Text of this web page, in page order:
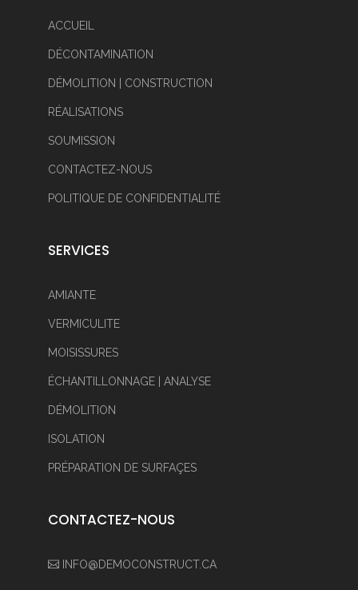
ACCUEIL
DÉCONTAMINATION
DÉMOLITION | CONSTRUCTION
RÉALISATIONS
SOUMISSION
CONTACTEZ-NOUS
POLITIQUE DE CONFIDENTIALITÉ
SERVICES
AMIANTE
VERMICULITE
MOISISSURES
ÉCHANTILLONNAGE | ANALYSE
DÉMOLITION
ISOLATION
PRÉPARATION DE SURFAÇES
CONTACTEZ-NOUS
INFO@DEMOCONSTRUCT.CA